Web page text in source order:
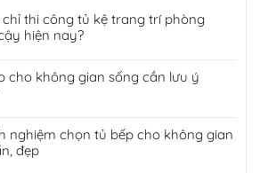
thi công tủ kệ trang trí phòng
hiện nay?
cho không gian sống cần lưu ý
nghiệm chọn tủ bếp cho không gian
đẹp